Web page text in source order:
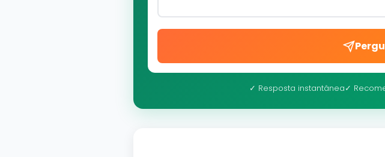
✓ Resposta instantânea✓